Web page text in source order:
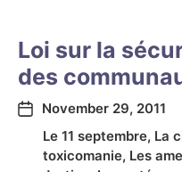
Loi sur la
des
November 29, 2011
Le 11 septembre, La
toxicomanie, Les